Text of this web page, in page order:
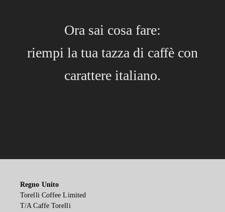
Ora sai cosa fare:
riempi la tua tazza di caffè con
carattere italiano.
Regno Unito
Torelli Coffee Limited
T/A Caffe Torelli